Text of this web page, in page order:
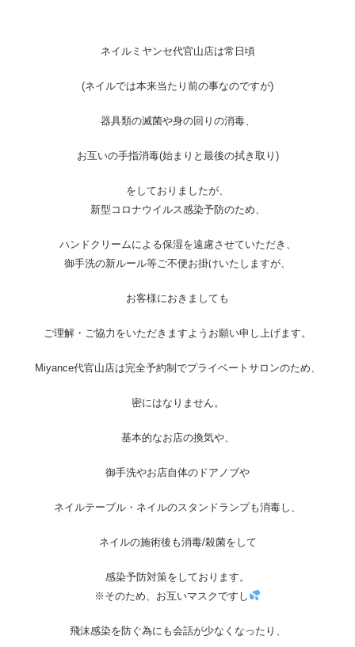
ネイルミヤンセ代官山店は常日頃
(ネイルでは本来当たり前の事なのですが)
器具類の滅菌や身の回りの消毒、
お互いの手指消毒(始まりと最後の拭き取り)
をしておりましたが、
新型コロナウイルス感染予防のため、
ハンドクリームによる保湿を遠慮させていただき、
御手洗の新ルール等ご不便お掛けいたしますが、
お客様におきましても
ご理解・ご協力をいただきますようお願い申し上げます。
Miyance代官山店は完全予約制でプライベートサロンのため、
密にはなりません。
基本的なお店の換気や、
御手洗やお店自体のドアノブや
ネイルテーブル・ネイルのスタンドランプも消毒し、
ネイルの施術後も消毒/殺菌をして
感染予防対策をしております。
※そのため、お互いマスクですし
飛沫感染を防ぐ為にも会話が少なくなったり、